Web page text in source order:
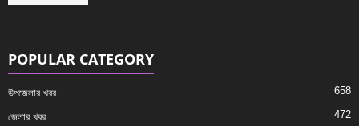
POPULAR CATEGORY
উপজেলার খবর 658
জেলার খবর 472